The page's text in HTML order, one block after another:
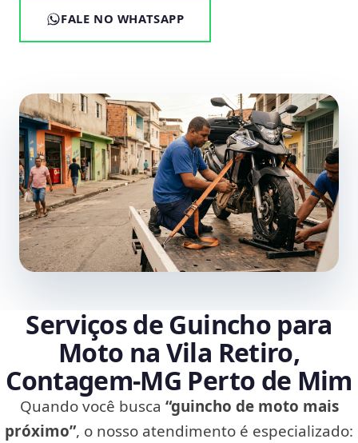
FALE NO WHATSAPP
Serviços de Guincho para
Moto na Vila Retiro,
Contagem‑MG Perto de Mim
Quando você busca “guincho de moto mais
próximo”, o nosso atendimento é especializado: